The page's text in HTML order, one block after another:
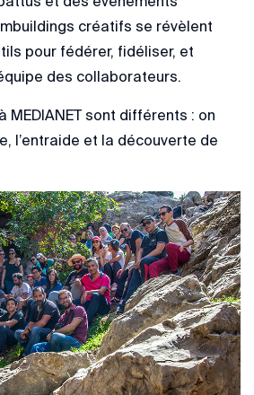
créatifs se révèlent
pour fédérer, fidéliser, et
des collaborateurs.
MEDIANET sont différents : on
l’entraide et la découverte de